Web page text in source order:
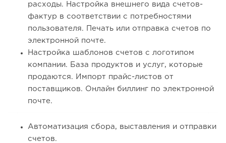
расходы. Настройка внешнего вида счетов-
фактур в соответствии с потребностями
пользователя. Печать или отправка счетов по
электронной почте.
Настройка шаблонов счетов с логотипом
компании. База продуктов и услуг, которые
продаются. Импорт прайс-листов от
поставщиков. Онлайн биллинг по электронной
почте.
Автоматизация сбора, выставления и отправки
счетов.